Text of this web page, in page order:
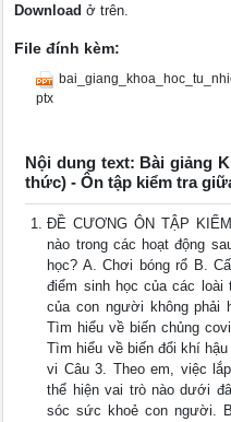
Download ở trên.
File đính kèm:
ptx
Nội dung text: Bài giảng
thức) - Ôn tập kiểm tra
ĐỀ CƯƠNG ÔN TẬP
nào trong các hoạt động
học? A. Chơi bóng rổ B.
điểm sinh học của các loài
của con người không phải
Tìm hiểu về biến chủng
Tìm hiểu về biến đổi khí
vi Câu 3. Theo em, việc
thể hiện vai trò nào dưới
sóc sức khoẻ con người.